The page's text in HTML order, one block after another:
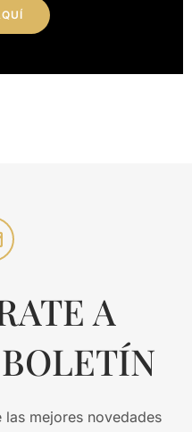
A
mejores novedades